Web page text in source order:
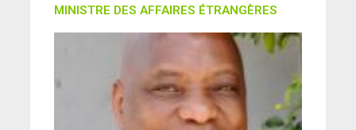
MINISTRE DES AFFAIRES ÉTRANGÈRES